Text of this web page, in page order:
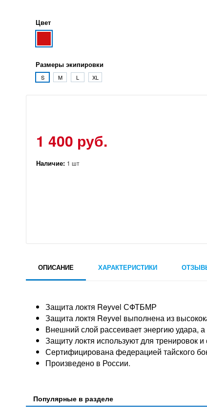
Цвет
Размеры экипировки
S M L XL
1 400 руб.
Наличие: 1 шт
ОПИСАНИЕ ХАРАКТЕРИСТИКИ
Защита локтя Reyvel СФТБМР
Защита локтя Reyvel выполнена из
Внешний слой рассеивает энергию удара,
Защиту локтя используют для тренировок
Сертифицирована федерацией тайского
Произведено в России.
Популярные в разделе